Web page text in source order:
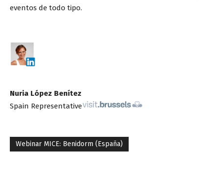
eventos de todo tipo.
Nuria López Benítez
Spain Representative
Webinar MICE: Benidorm (España)